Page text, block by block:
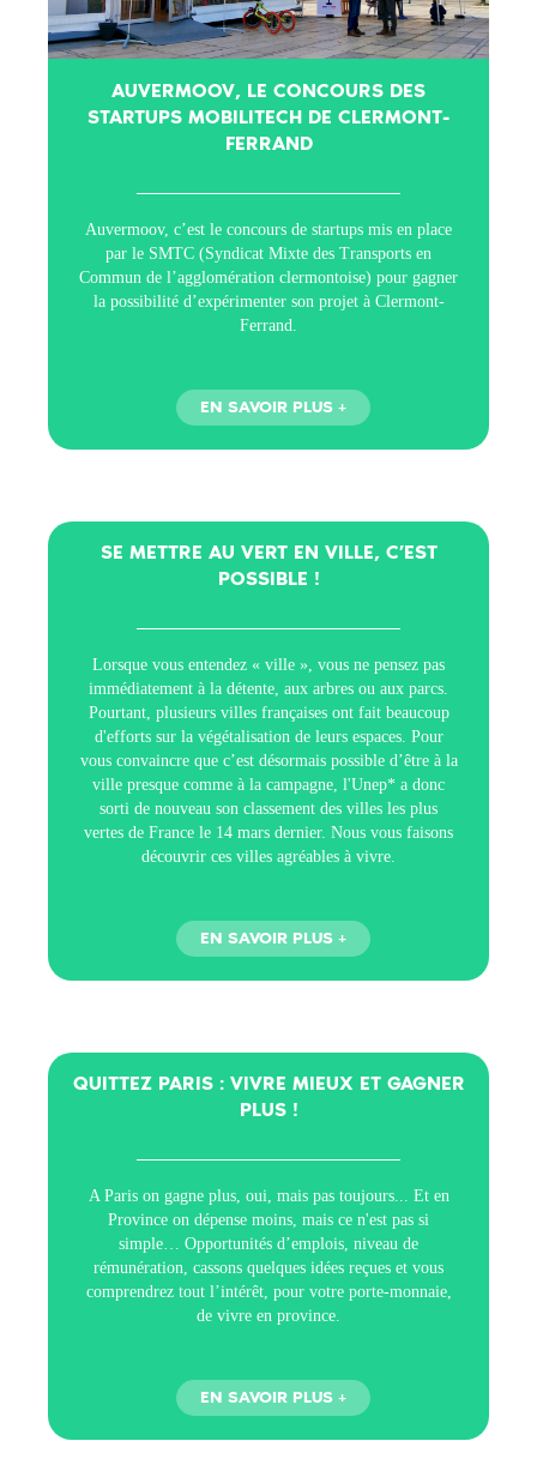
AUVERMOOV, LE CONCOURS DES
STARTUPS MOBILITECH DE CLERMONT-
FERRAND
Auvermoov, c’est le concours de startups mis en place
par le SMTC (Syndicat Mixte des Transports en
Commun de l’agglomération clermontoise) pour gagner
la possibilité d’expérimenter son projet à Clermont-
Ferrand.
SE METTRE AU VERT EN VILLE, C’EST
POSSIBLE !
Lorsque vous entendez « ville », vous ne pensez pas
immédiatement à la détente, aux arbres ou aux parcs.
Pourtant, plusieurs villes françaises ont fait beaucoup
d'efforts sur la végétalisation de leurs espaces. Pour
vous convaincre que c’est désormais possible d’être à la
ville presque comme à la campagne, l'Unep* a donc
sorti de nouveau son classement des villes les plus
vertes de France le 14 mars dernier. Nous vous faisons
découvrir ces villes agréables à vivre.
QUITTEZ PARIS : VIVRE MIEUX ET GAGNER
PLUS !
A Paris on gagne plus, oui, mais pas toujours... Et en
Province on dépense moins, mais ce n'est pas si
simple… Opportunités d’emplois, niveau de
rémunération, cassons quelques idées reçues et vous
comprendrez tout l’intérêt, pour votre porte-monnaie,
de vivre en province.